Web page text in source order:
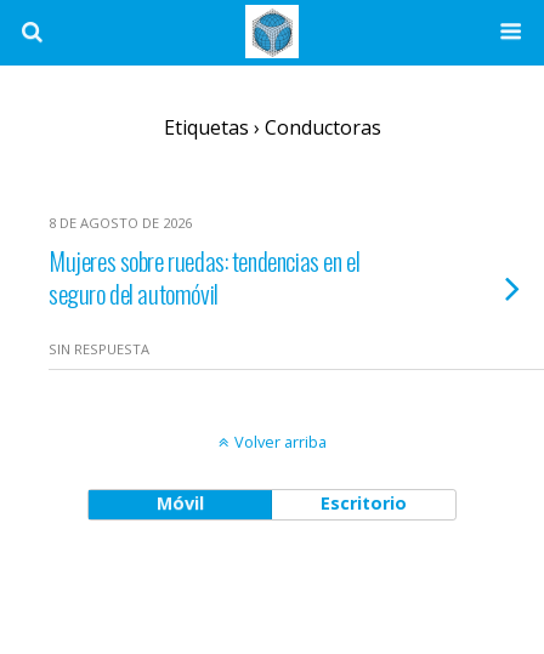
Etiquetas › Conductoras
8 DE AGOSTO DE 2026
Mujeres sobre ruedas: tendencias en el
seguro del automóvil
SIN RESPUESTA
Volver arriba
Móvil Escritorio